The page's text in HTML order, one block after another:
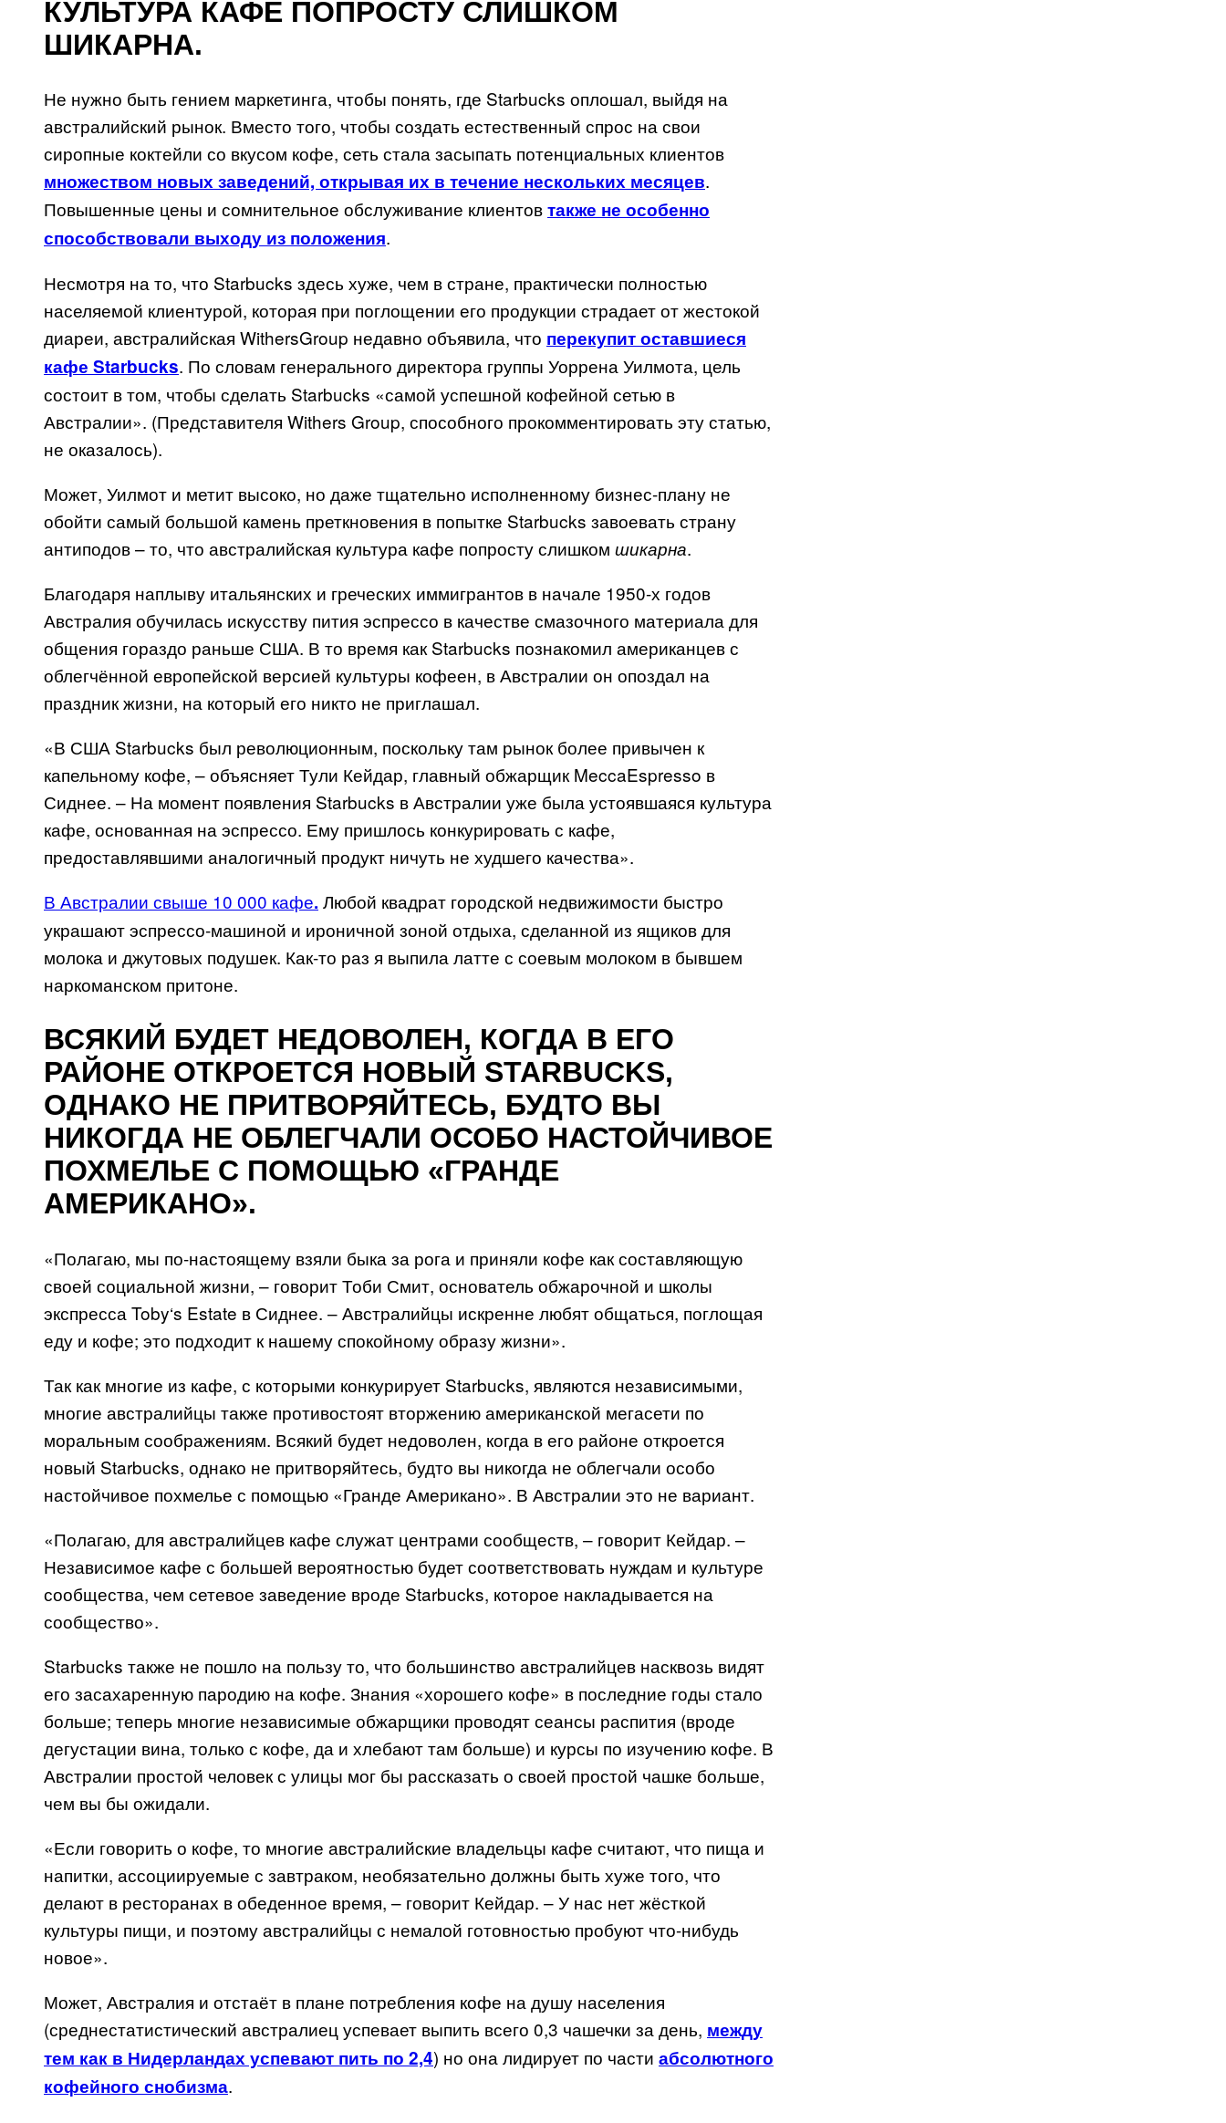
КУЛЬТУРА КАФЕ ПОПРОСТУ СЛИШКОМ
ШИКАРНА.
Не нужно быть гением маркетинга, чтобы понять, где Starbucks оплошал, выйдя на
австралийский рынок. Вместо того, чтобы создать естественный спрос на свои
сиропные коктейли со вкусом кофе, сеть стала засыпать потенциальных клиентов
множеством новых заведений, открывая их в течение нескольких месяцев.
Повышенные цены и сомнительное обслуживание клиентовтакже не особенно
способствовали выходу из положения.
Несмотря на то, что Starbucks здесь хуже, чем в стране, практически полностью
населяемой клиентурой, которая при поглощении его продукции страдает от жестокой
диареи, австралийская WithersGroup недавно объявила, что перекупит оставшиеся
кафе Starbucks. По словам генерального директора группы Уоррена Уилмота, цель
состоит в том, чтобы сделать Starbucks «самой успешной кофейной сетью в
Австралии». (Представителя Withers Group, способного прокомментировать этустатью,
не оказалось).
Может, Уилмот и метит высоко, но даже тщательно исполненному бизнес-плану не
обойти самый большой камень преткновения в попытке Starbucks завоевать страну
антиподов – то, что австралийская культура кафе попросту слишком шикарна.
Благодаря наплыву итальянских и греческих иммигрантов в начале 1950-х годов
Австралия обучилась искусству пития эспрессо в качестве смазочного материала для
общения гораздо раньше США. В то время какStarbucks познакомил американцев с
облегчённой европейской версией культуры кофеен, в Австралии он опоздал на
праздник жизни, на который его никто не приглашал.
«В США Starbucks был революционным, поскольку там рынок более привычен к
капельному кофе, – объясняет Тули Кейдар, главный обжарщикMeccaEspresso в
Сиднее. – На момент появления Starbucks в Австралии уже была устоявшаяся культура
кафе, основанная на эспрессо. Ему пришлось конкурировать с кафе,
предоставлявшими аналогичный продукт ничуть не худшего качества».
В Австралии свыше 10 000 кафе. Любой квадрат городской недвижимости быстро
украшают эспрессо-машиной и ироничной зоной отдыха, сделанной из ящиков для
молока и джутовых подушек. Как-то раз я выпила латте с соевым молоком в бывшем
наркоманском притоне.
ВСЯКИЙ БУДЕТ НЕДОВОЛЕН, КОГДА В ЕГО
РАЙОНЕ ОТКРОЕТСЯ НОВЫЙ STARBUCKS,
ОДНАКО НЕ ПРИТВОРЯЙТЕСЬ, БУДТО ВЫ
НИКОГДА НЕ ОБЛЕГЧАЛИ ОСОБО НАСТОЙЧИВОЕ
ПОХМЕЛЬЕ С ПОМОЩЬЮ «ГРАНДЕ
АМЕРИКАНО».
«Полагаю, мы по-настоящему взяли быка за рога и приняли кофе как составляющую
своей социальной жизни, – говорит Тоби Смит, основатель обжарочной и школы
экспресса Toby‘s Estate в Сиднее. – Австралийцы искренне любят общаться, поглощая
еду и кофе; это подходит к нашему спокойному образу жизни».
Так как многие из кафе, с которыми конкурирует Starbucks, являются независимыми,
многие австралийцы также противостоят вторжению американской мегасети по
моральным соображениям. Всякий будет недоволен, когда в его районе откроется
новый Starbucks, однако не притворяйтесь, будто вы никогда не облегчали особо
настойчивое похмелье с помощью «Гранде Американо». В Австралии это не вариант.
«Полагаю, для австралийцев кафе служат центрами сообществ, – говорит Кейдар. –
Независимое кафе с большей вероятностью будет соответствовать нуждам и культуре
сообщества, чем сетевое заведение вроде Starbucks, которое накладывается на
сообщество».
Starbucks также не пошло на пользу то, что большинство австралийцев насквозь видят
его засахаренную пародию на кофе. Знания «хорошего кофе» в последние годы стало
больше; теперь многие независимые обжарщики проводят сеансы распития (вроде
дегустации вина, только с кофе, да и хлебают там больше) и курсы по изучению кофе. В
Австралии простой человек с улицы мог бы рассказать о своей простой чашке больше,
чем вы бы ожидали.
«Если говорить о кофе, то многие австралийские владельцы кафе считают, что пища и
напитки, ассоциируемые с завтраком, необязательно должны быть хуже того, что
делают в ресторанах в обеденное время, – говорит Кейдар. – У нас нет жёсткой
культуры пищи, и поэтому австралийцы с немалой готовностью пробуют что-нибудь
новое».
Может, Австралия и отстаёт в плане потребления кофе на душу населения
(среднестатистический австралиец успевает выпить всего 0,3 чашечки за день, между
тем как в Нидерландах успевают пить по 2,4) но она лидирует по части абсолютного
кофейного снобизма.